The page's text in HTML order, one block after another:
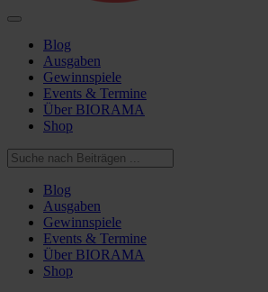
Blog
Ausgaben
Gewinnspiele
Events & Termine
Über BIORAMA
Shop
Blog
Ausgaben
Gewinnspiele
Events & Termine
Über BIORAMA
Shop